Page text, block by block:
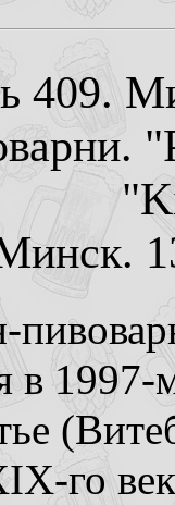
409.
в 1997-
го